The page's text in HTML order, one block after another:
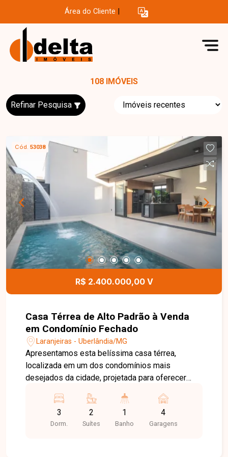
Área do Cliente
108 IMÓVEIS
Refinar Pesquisa
Cód. 53038
R$ 2.400.000,00 V
Casa Térrea de Alto Padrão à Venda
em Condomínio Fechado
Laranjeiras - Uberlândia/MG
Apresentamos esta belíssima casa térrea,
localizada em um dos condomínios mais
desejados da cidade, projetada para oferecer
detalhe. Com 360 m² de terreno e 191 m² de área
construída, o imóvel possui arquitetura
contemporânea, excelente distribuição dos
3
Dorm.
2
Suítes
1
Banho
4
Garagens